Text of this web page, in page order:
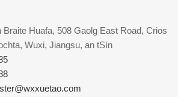
Braite Huafa, 508 Gaolg East Road, Crios
Wuxi, Jiangsu, an tSín